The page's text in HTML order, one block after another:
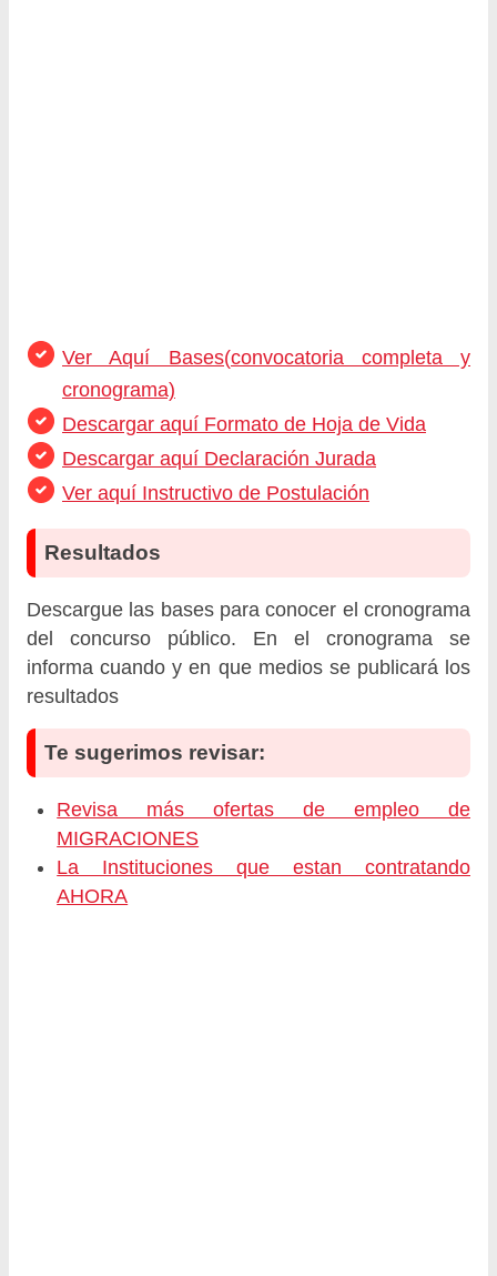
Ver Aquí Bases(convocatoria completa y
cronograma)
Descargar aquí Formato de Hoja de Vida
Descargar aquí Declaración Jurada
Ver aquí Instructivo de Postulación
Resultados
Descargue las bases para conocer el cronograma
del concurso público. En el cronograma se
informa cuando y en que medios se publicará los
resultados
Te sugerimos revisar:
Revisa más ofertas de empleo de
MIGRACIONES
La Instituciones que estan contratando
AHORA